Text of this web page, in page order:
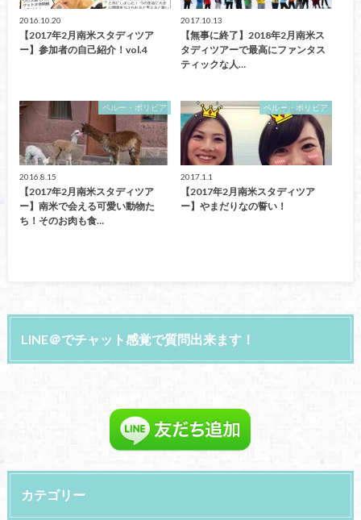
2016.10.20
【2017年2月南米スタディツア
ー】参加者の自己紹介！vol.4
2017.10.13
【無事に終了】2018年2月南米ス
タディツアーで最高にファンタス
ティックな人…
ペルー・ボリビア
2016.8.15
【2017年2月南米スタディツア
ー】南米で会える可愛い動物た
ち！そのお肉も食…
ペルー・ボリビア
2017.1.1
【2017年2月南米スタディツア
ー】やまだりなの誓い！
LINE＠でチャット感覚で質問出来ます！
カテゴリー